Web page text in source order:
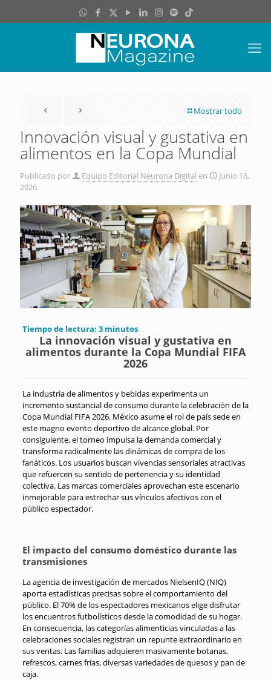
Mostrar todo
Innovación visual y gustativa en
alimentos en la Copa Mundial
Publicado por Equipo Editorial Neurona Digital en
junio 16,
2026
Tiempo de lectura: 3 minutos
La innovación visual y gustativa en
alimentos durante la Copa Mundial FIFA
2026
La industria de alimentos y bebidas experimenta un
incremento sustancial de consumo durante la celebración de la
Copa Mundial FIFA 2026. México asume el rol de país sede en
este magno evento deportivo de alcance global. Por
consiguiente, el torneo impulsa la demanda comercial y
transforma radicalmente las dinámicas de compra de los
fanáticos. Los usuarios buscan vivencias sensoriales atractivas
que refuercen su sentido de pertenencia y su identidad
colectiva. Las marcas comerciales aprovechan este escenario
inmejorable para estrechar sus vínculos afectivos con el
público espectador.
El impacto del consumo doméstico durante las
transmisiones
La agencia de investigación de mercados NielsenIQ (NIQ)
aporta estadísticas precisas sobre el comportamiento del
público. El 70% de los espectadores mexicanos elige disfrutar
los encuentros futbolísticos desde la comodidad de su hogar.
En consecuencia, las categorías alimenticias vinculadas a las
celebraciones sociales registran un repunte extraordinario en
sus ventas. Las familias adquieren masivamente botanas,
refrescos, carnes frías, diversas variedades de quesos y pan de
caja.